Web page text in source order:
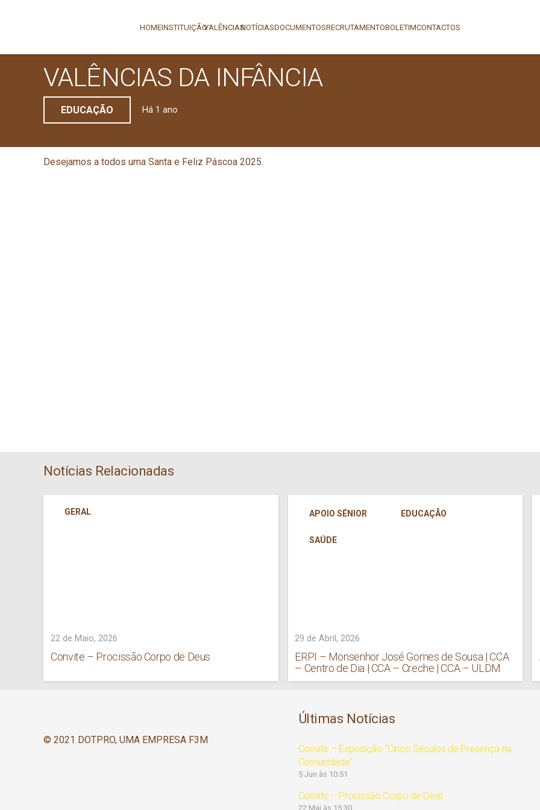
HOMEINSTITUIÇÃOVALÊNCIASNOTÍCIASDOCUMENTOSRECRUTAMENTOBOLETIMCONTACTOS
VALÊNCIAS DA INFÂNCIA
EDUCAÇÃO Há 1 ano
Desejamos a todos uma Santa e Feliz Páscoa 2025.
Notícias Relacionadas
GERAL
22 de Maio, 2026
Convite – Procissão Corpo de Deus
APOIO SÉNIOR EDUCAÇÃO
SAÚDE
29 de Abril, 2026
ERPI – Monsenhor José Gomes de Sousa | CCA
– Centro de Dia | CCA – Creche | CCA – ULDM
© 2021 DOTPRO, UMA EMPRESA F3M
Últimas Notícias
Convite – Exposição “Cinco Séculos de Presença na
Comunidade”
5 Jun às 10:51
Convite – Procissão Corpo de Deus
22 Mai às 15:30